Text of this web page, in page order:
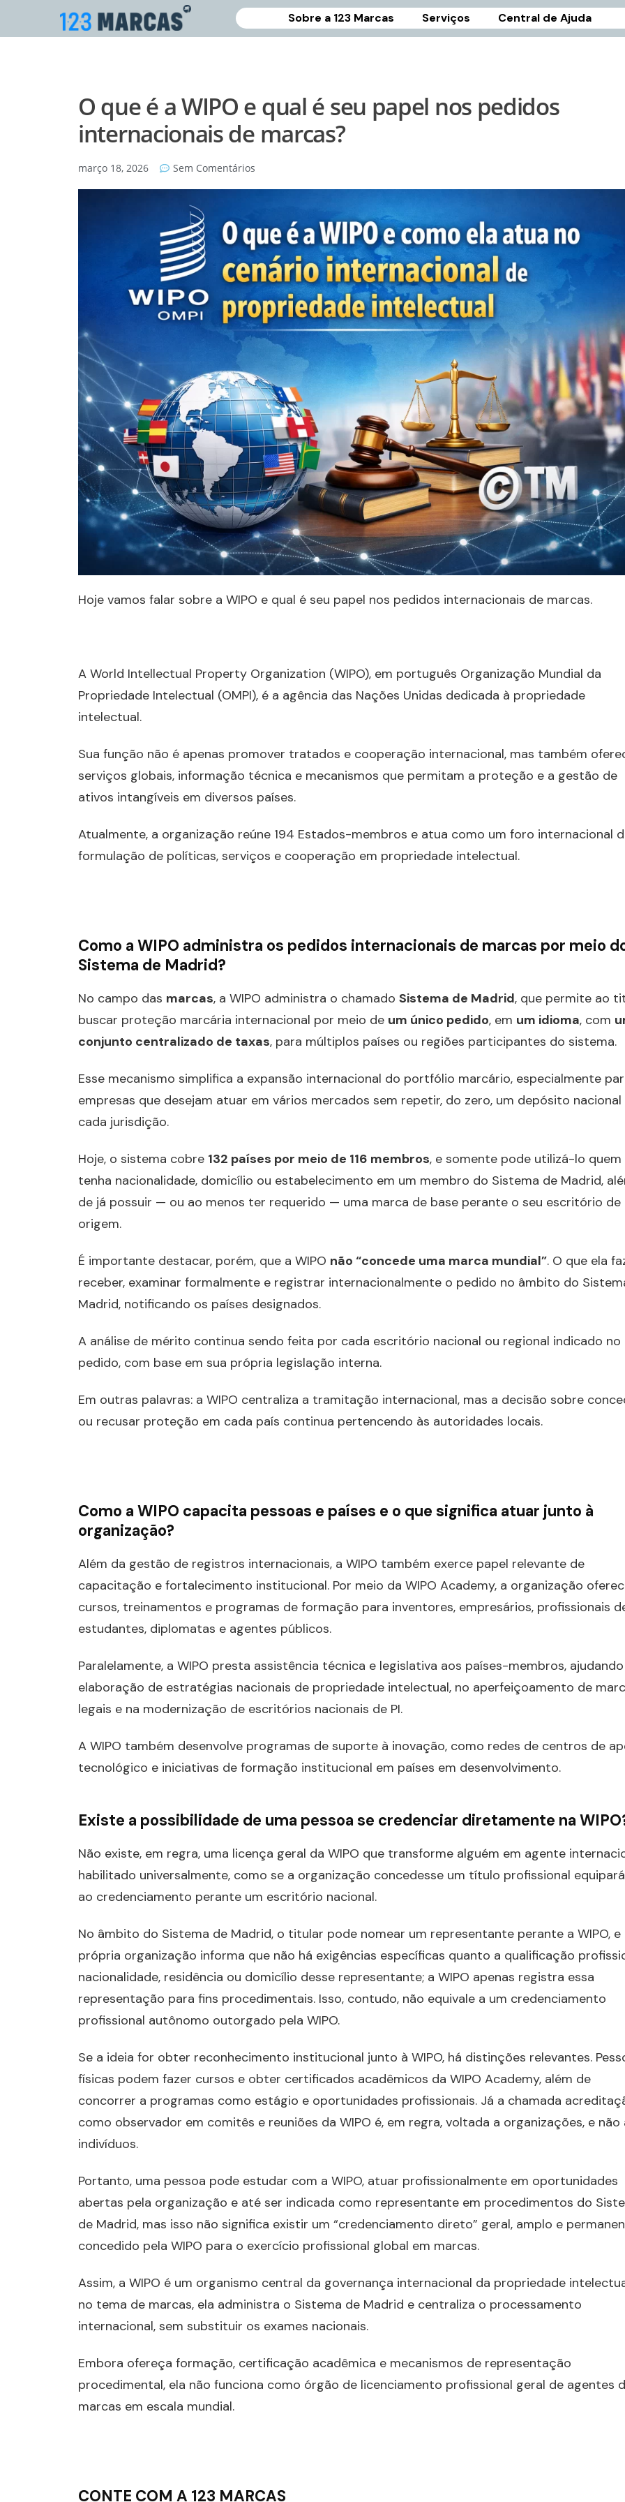
Sobre a 123 Marcas Serviços Central de Ajuda
O que é a WIPO e qual é seu papel nos pedidos
internacionais de marcas?
março 18, 2026 Sem Comentários
Hoje vamos falar sobre a WIPO e qual é seu papel nos pedidos internacionais de marcas.
A World Intellectual Property Organization (WIPO), em português Organização Mundial da
Propriedade Intelectual (OMPI), é a agência das Nações Unidas dedicada à propriedade
intelectual.
Sua função não é apenas promover tratados e cooperação internacional, mas também
serviços globais, informação técnica e mecanismos que permitam a proteção e a gestão de
ativos intangíveis em diversos países.
Atualmente, a organização reúne 194 Estados-membros e atua como um foro internacional
formulação de políticas, serviços e cooperação em propriedade intelectual.
Como a WIPO administra os pedidos internacionais de marcas por meio
Sistema de Madrid?
No campo das marcas, a WIPO administra o chamado Sistema de Madrid, que permite ao
buscar proteção marcária internacional por meio de um único pedido, em um idioma, com
conjunto centralizado de taxas, para múltiplos países ou regiões participantes do sistema.
Esse mecanismo simplifica a expansão internacional do portfólio marcário, especialmente
empresas que desejam atuar em vários mercados sem repetir, do zero, um depósito nacional
cada jurisdição.
Hoje, o sistema cobre 132 países por meio de 116 membros, e somente pode utilizá-lo quem
tenha nacionalidade, domicílio ou estabelecimento em um membro do Sistema de Madrid,
de já possuir — ou ao menos ter requerido — uma marca de base perante o seu escritório de
origem.
É importante destacar, porém, que a WIPO não “concede uma marca mundial”. O que ela
receber, examinar formalmente e registrar internacionalmente o pedido no âmbito do
Madrid, notificando os países designados.
A análise de mérito continua sendo feita por cada escritório nacional ou regional indicado no
pedido, com base em sua própria legislação interna.
Em outras palavras: a WIPO centraliza a tramitação internacional, mas a decisão sobre
ou recusar proteção em cada país continua pertencendo às autoridades locais.
Como a WIPO capacita pessoas e países e o que significa atuar junto à
organização?
Além da gestão de registros internacionais, a WIPO também exerce papel relevante de
capacitação e fortalecimento institucional. Por meio da WIPO Academy, a organização
cursos, treinamentos e programas de formação para inventores, empresários, profissionais
estudantes, diplomatas e agentes públicos.
Paralelamente, a WIPO presta assistência técnica e legislativa aos países-membros,
elaboração de estratégias nacionais de propriedade intelectual, no aperfeiçoamento de
legais e na modernização de escritórios nacionais de PI.
A WIPO também desenvolve programas de suporte à inovação, como redes de centros de
tecnológico e iniciativas de formação institucional em países em desenvolvimento.
Existe a possibilidade de uma pessoa se credenciar diretamente na
Não existe, em regra, uma licença geral da WIPO que transforme alguém em agente
habilitado universalmente, como se a organização concedesse um título profissional
ao credenciamento perante um escritório nacional.
No âmbito do Sistema de Madrid, o titular pode nomear um representante perante a WIPO, e
própria organização informa que não há exigências específicas quanto a qualificação
nacionalidade, residência ou domicílio desse representante; a WIPO apenas registra essa
representação para fins procedimentais. Isso, contudo, não equivale a um credenciamento
profissional autônomo outorgado pela WIPO.
Se a ideia for obter reconhecimento institucional junto à WIPO, há distinções relevantes.
físicas podem fazer cursos e obter certificados acadêmicos da WIPO Academy, além de
concorrer a programas como estágio e oportunidades profissionais. Já a chamada
como observador em comitês e reuniões da WIPO é, em regra, voltada a organizações, e não
indivíduos.
Portanto, uma pessoa pode estudar com a WIPO, atuar profissionalmente em oportunidades
abertas pela organização e até ser indicada como representante em procedimentos do
de Madrid, mas isso não significa existir um “credenciamento direto” geral, amplo e
concedido pela WIPO para o exercício profissional global em marcas.
Assim, a WIPO é um organismo central da governança internacional da propriedade
no tema de marcas, ela administra o Sistema de Madrid e centraliza o processamento
internacional, sem substituir os exames nacionais.
Embora ofereça formação, certificação acadêmica e mecanismos de representação
procedimental, ela não funciona como órgão de licenciamento profissional geral de agentes
marcas em escala mundial.
CONTE COM A 123 MARCAS